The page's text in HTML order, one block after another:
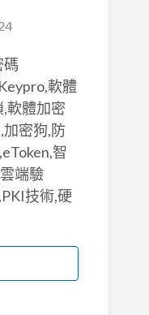
碼
軟體
軟體加密
密狗,防
智
端驗
技術,硬